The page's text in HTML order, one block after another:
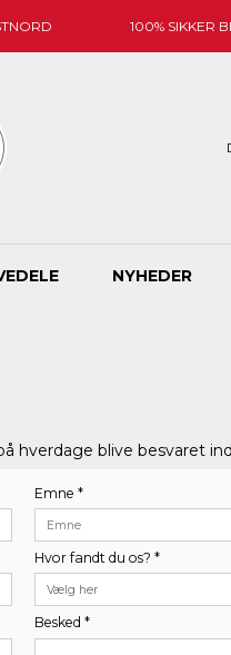
100% SIKKER
NYHEDER
hverdage blive besvaret
Emne *
Hvor fandt du os? *
Besked *